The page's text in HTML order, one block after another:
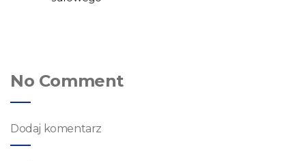
No Comment
Dodaj komentarz